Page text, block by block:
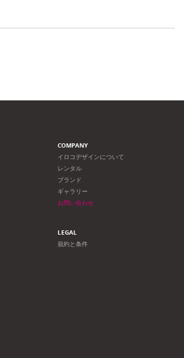
COMPANY
イロコデザインについて
レンタル
ブランド
ギャラリー
お問い合わせ
LEGAL
規約と条件